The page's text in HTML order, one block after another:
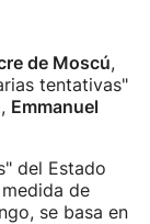
de Moscú,
tentativas"
Emmanuel
del Estado
de
se basa en